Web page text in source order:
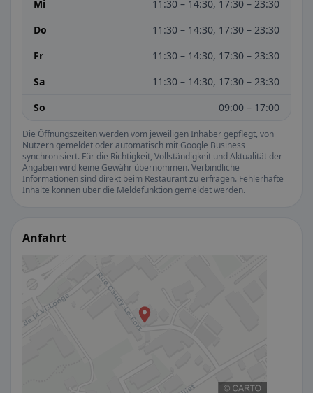
Mi
11:30 – 14:30, 17:30 – 23:30
Do
11:30 – 14:30, 17:30 – 23:30
Fr
11:30 – 14:30, 17:30 – 23:30
Sa
11:30 – 14:30, 17:30 – 23:30
So
09:00 – 17:00
Die Öffnungszeiten werden vom jeweiligen Inhaber gepflegt, von
Nutzern gemeldet oder automatisch mit Google Business
synchronisiert. Für die Richtigkeit, Vollständigkeit und Aktualität der
Angaben wird keine Gewähr übernommen. Verbindliche
Informationen sind direkt beim Restaurant zu erfragen. Fehlerhafte
Inhalte können über die Meldefunktion gemeldet werden.
Anfahrt